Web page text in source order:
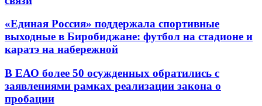
«Единая Россия» поддержала спортивные
выходные в Биробиджане: футбол на стадионе и
каратэ на набережной
В ЕАО более 50 осужденных обратились с
заявлениями рамках реализации закона о
пробации